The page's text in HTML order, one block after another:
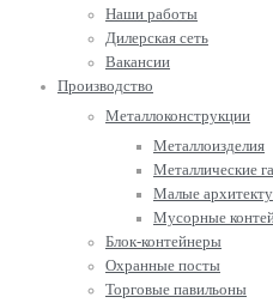
Наши работы
Дилерская сеть
Вакансии
Производство
Металлоконструкции
Металлоизделия
Металлические
Малые
Мусорные
Блок-контейнеры
Охранные посты
Торговые павильоны